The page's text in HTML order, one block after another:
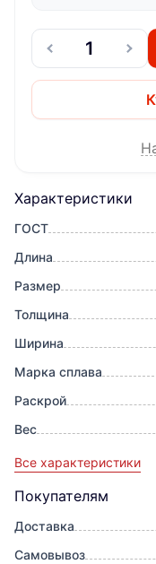
Характеристики
ГОСТ
Длина
Размер
Толщина
Ширина
Марка сплава
Раскрой
Вес
Все характеристики
Покупателям
Доставка
Самовывоз